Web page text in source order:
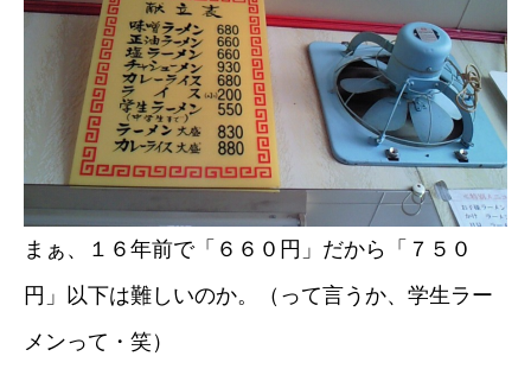
まぁ、１６年前で「６６０円」だから「７５０
円」以下は難しいのか。（って言うか、学生ラー
メンって・笑）